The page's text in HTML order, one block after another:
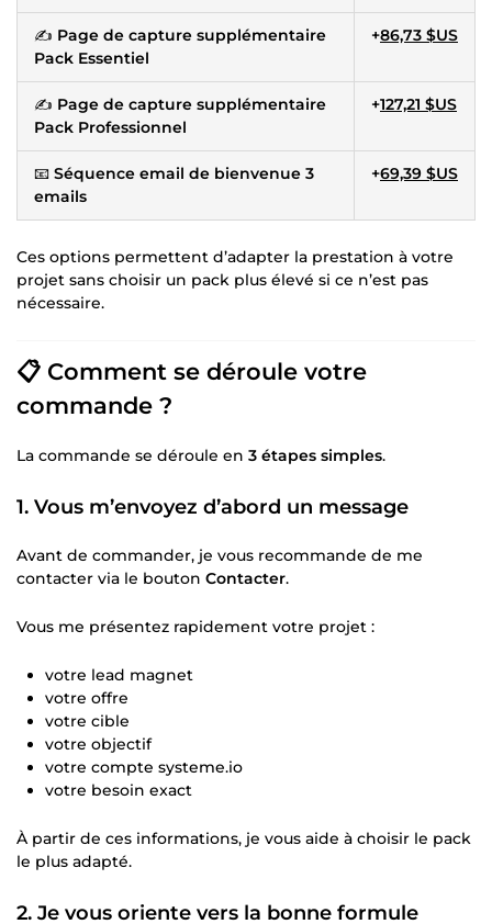
✍️ Page de capture supplémentaire
Pack Essentiel
+86,73 $US
✍️ Page de capture supplémentaire
Pack Professionnel
+127,21 $US
📧 Séquence email de bienvenue 3
emails
+69,39 $US
Ces options permettent d’adapter la prestation à votre
projet sans choisir un pack plus élevé si ce n’est pas
nécessaire.
📋 Comment se déroule votre
commande ?
La commande se déroule en 3 étapes simples.
1. Vous m’envoyez d’abord un message
Avant de commander, je vous recommande de me
contacter via le bouton Contacter.
Vous me présentez rapidement votre projet :
votre lead magnet
votre offre
votre cible
votre objectif
votre compte systeme.io
votre besoin exact
À partir de ces informations, je vous aide à choisir le pack
le plus adapté.
2. Je vous oriente vers la bonne formule